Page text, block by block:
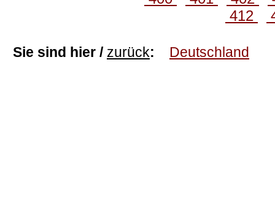
412
Sie sind hier / zurück: Deutschland